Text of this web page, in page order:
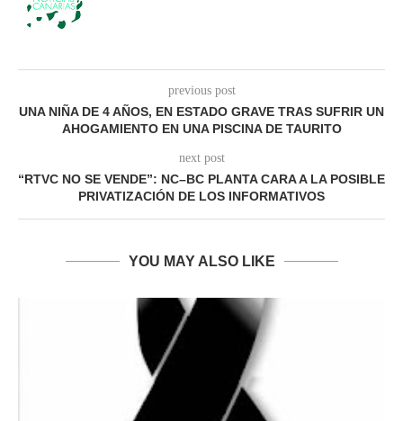
previous post
UNA NIÑA DE 4 AÑOS, EN ESTADO GRAVE TRAS SUFRIR UN
AHOGAMIENTO EN UNA PISCINA DE TAURITO
next post
“RTVC NO SE VENDE”: NC–BC PLANTA CARA A LA POSIBLE
PRIVATIZACIÓN DE LOS INFORMATIVOS
YOU MAY ALSO LIKE